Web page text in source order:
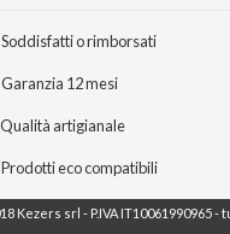
Soddisfatti o rimborsati
Garanzia 12 mesi
Qualità artigianale
Prodotti eco compatibili
Kezers srl - P.IVA IT10061990965